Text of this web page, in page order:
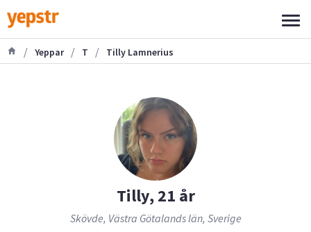
/ Yeppar / T / Tilly Lamnerius
Tilly, 21 år
Skövde, Västra Götalands län, Sverige